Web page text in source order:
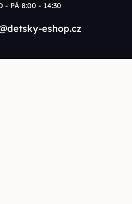
- PÁ 8:00 - 14:30
eshop.cz